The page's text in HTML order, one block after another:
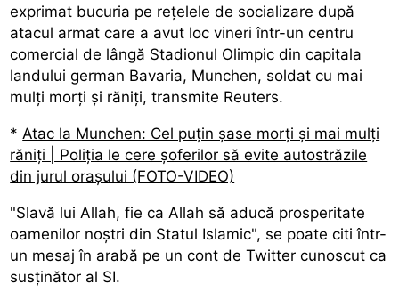
exprimat bucuria pe rețelele de socializare după
atacul armat care a avut loc vineri într-un centru
comercial de lângă Stadionul Olimpic din capitala
landului german Bavaria, Munchen, soldat cu mai
mulți morți și răniți, transmite Reuters.
* Atac la Munchen: Cel puțin șase morți și mai mulți
răniți | Poliția le cere șoferilor să evite autostrăzile
din jurul orașului (FOTO-VIDEO)
"Slavă lui Allah, fie ca Allah să aducă prosperitate
oamenilor noștri din Statul Islamic", se poate citi într-
un mesaj în arabă pe un cont de Twitter cunoscut ca
susținător al SI.